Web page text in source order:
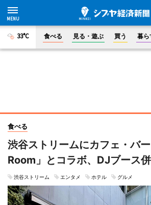
33°C 食べる 見る・遊ぶ 買う 暮ら
食べる
渋谷ストリームにカフェ・バ
Room」とコラボ、DJブース
渋谷ストリーム エンタメ ホテル グルメ